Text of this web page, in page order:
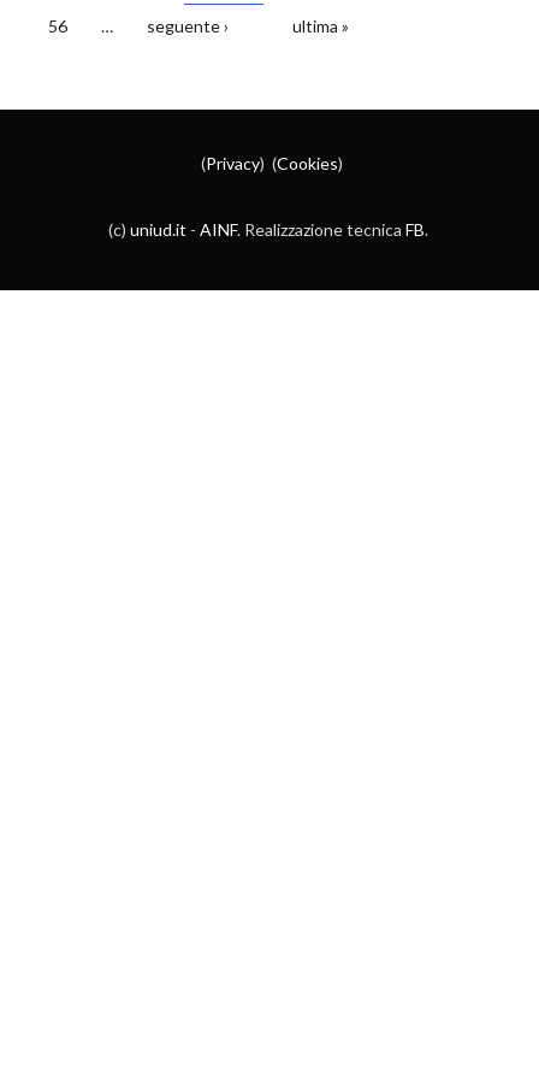
56 … seguente › ultima »
(Privacy) (Cookies)
(c) uniud.it - AINF. Realizzazione tecnica FB.